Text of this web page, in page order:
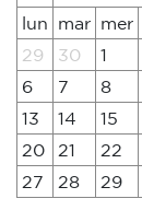
lun mar mer
29
30 1
6
7 8
13
14 15
20
21 22
27
28 29